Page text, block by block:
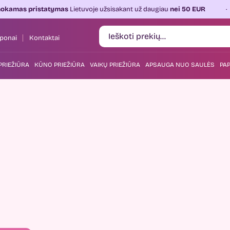
Lietuvoje užsisakant už daugiaunei 50 EUR
Kontaktai
KŪNO PRIEŽIŪRA VAIKŲ PRIEŽIŪRA APSAUGA NUO SAULĖS